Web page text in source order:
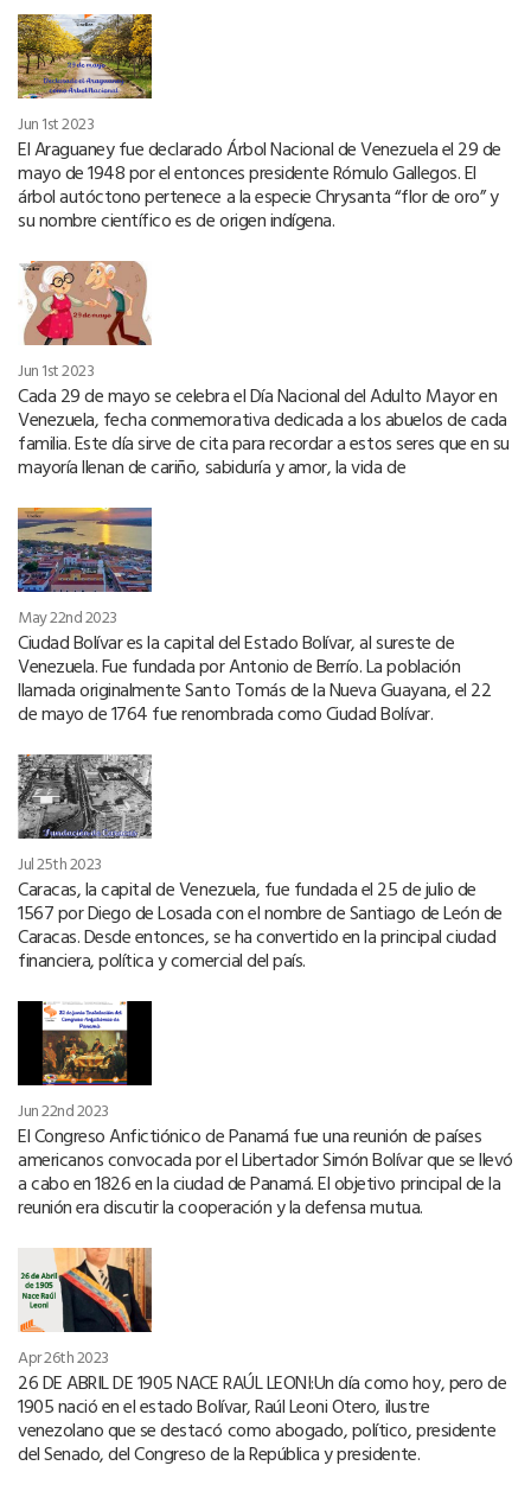
Jun 1st 2023
El Araguaney fue declarado Árbol Nacional de Venezuela el 29 de
mayo de 1948 por el entonces presidente Rómulo Gallegos. El
árbol autóctono pertenece a la especie Chrysanta “flor de oro” y
su nombre científico es de origen indígena.
Jun 1st 2023
Cada 29 de mayo se celebra el Día Nacional del Adulto Mayor en
Venezuela, fecha conmemorativa dedicada a los abuelos de cada
familia. Este día sirve de cita para recordar a estos seres que en su
mayoría llenan de cariño, sabiduría y amor, la vida de
May 22nd 2023
Ciudad Bolívar es la capital del Estado Bolívar, al sureste de
Venezuela. Fue fundada por Antonio de Berrío. La población
llamada originalmente Santo Tomás de la Nueva Guayana, el 22
de mayo de 1764 fue renombrada como Ciudad Bolívar.
Jul 25th 2023
Caracas, la capital de Venezuela, fue fundada el 25 de julio de
1567 por Diego de Losada con el nombre de Santiago de León de
Caracas. Desde entonces, se ha convertido en la principal ciudad
financiera, política y comercial del país.
Jun 22nd 2023
El Congreso Anfictiónico de Panamá fue una reunión de países
americanos convocada por el Libertador Simón Bolívar que se llevó
a cabo en 1826 en la ciudad de Panamá. El objetivo principal de la
reunión era discutir la cooperación y la defensa mutua.
Apr 26th 2023
26 DE ABRIL DE 1905 NACE RAÚL LEONI:Un día como hoy, pero de
1905 nació en el estado Bolívar, Raúl Leoni Otero, ilustre
venezolano que se destacó como abogado, político, presidente
del Senado, del Congreso de la República y presidente.